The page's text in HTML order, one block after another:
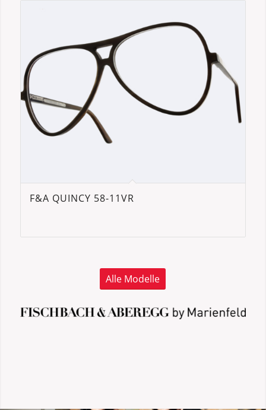
F&A QUINCY 58-11VR
Alle Modelle